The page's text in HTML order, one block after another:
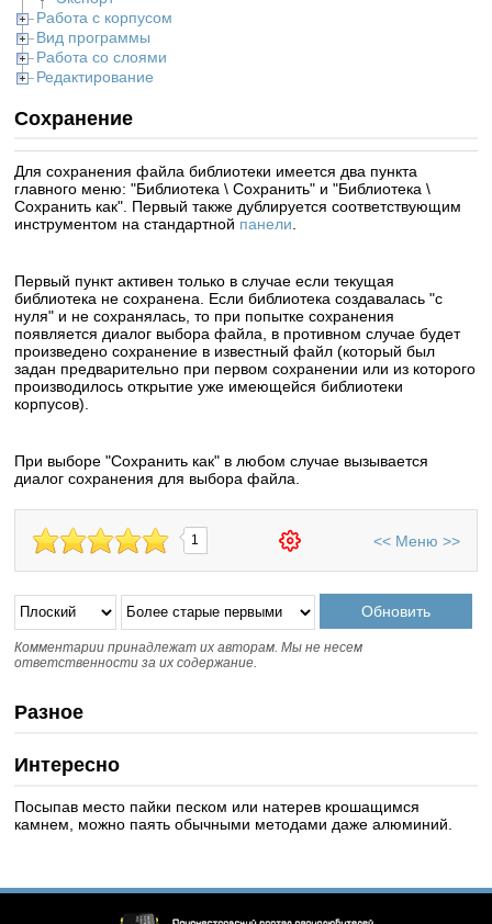
Работа с корпусом
Вид программы
Работа со слоями
Редактирование
Сохранение
Для сохранения файла библиотеки имеется два пункта
главного меню: "Библиотека \ Сохранить" и "Библиотека \
Сохранить как". Первый также дублируется соответствующим
инструментом на стандартной панели
Первый пункт активен только в случае если текущая
библиотека не сохранена. Если библиотека создавалась "с
нуля" и не сохранялась, то при попытке сохранения
появляется диалог выбора файла, в противном случае будет
произведено сохранение в известный файл (который был
задан предварительно при первом сохранении или из которого
производилось открытие уже имеющейся библиотеки
корпусов).
При выборе "Сохранить как" в любом случае вызывается
диалог сохранения для выбора файла.
1 << Меню >>
Комментарии принадлежат их авторам. Мы не несем
ответственности за их содержание.
Разное
Интересно
Посыпав место пайки песком или натерев крошащимся
камнем, можно паять обычными методами даже алюминий.